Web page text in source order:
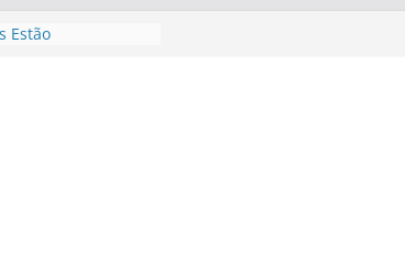
Estão
em Porto
de transfer,
de alto padrão
bolsas –
o segundo